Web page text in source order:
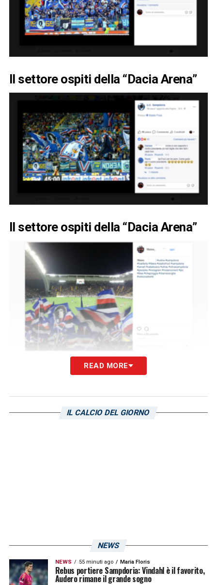
Il settore ospiti della “Dacia Arena”
Il settore ospiti della “Dacia Arena”
Il settore ospiti della “Dacia Arena”
READ MORE
IL CALCIO DEL GIORNO
NEWS
NEWS 55 minuti ago Maria Floris
Rebus portiere Sampdoria: Vindahl è il favorito,
Audero rimane il grande sogno